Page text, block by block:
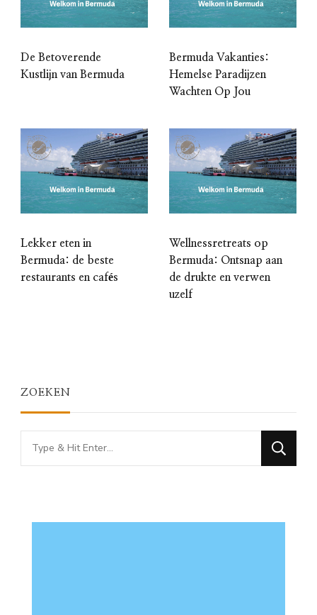
De Betoverende
Kustlijn van Bermuda
Bermuda Vakanties:
Hemelse Paradijzen
Wachten Op Jou
Lekker eten in
Bermuda: de beste
restaurants en cafés
Wellnessretreats op
Bermuda: Ontsnap aan
de drukte en verwen
uzelf
ZOEKEN
Looking
for